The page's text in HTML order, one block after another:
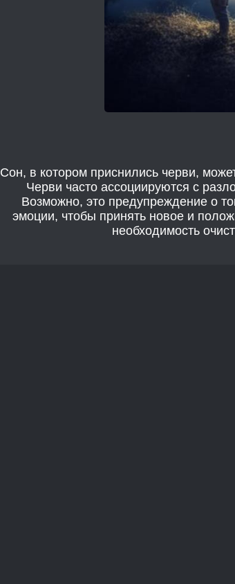
Сон, в котором приснились черви,
Черви часто ассоциируются с
Возможно, это предупреждение о
эмоции, чтобы принять новое и
необходимость